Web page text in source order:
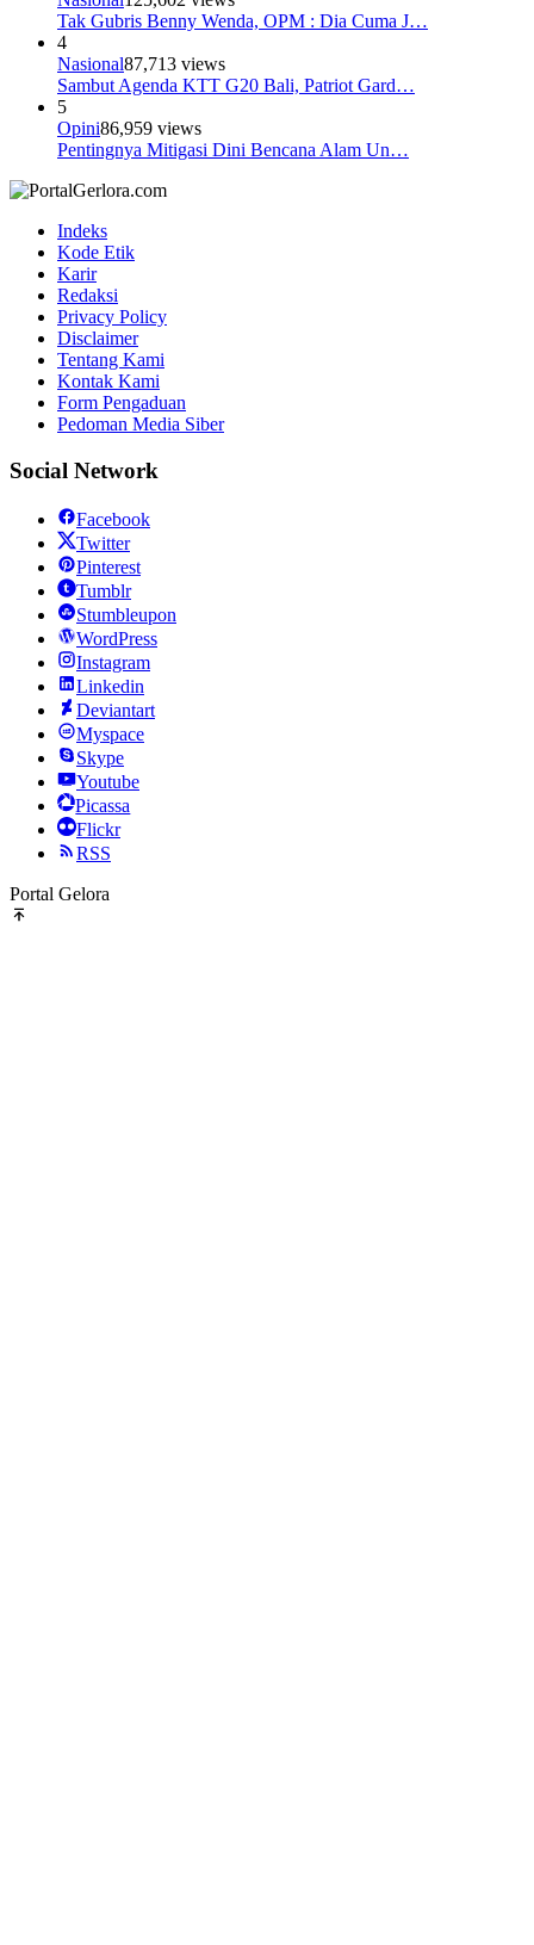
Tak Gubris Benny Wenda, OPM : Dia Cuma J…
4
Nasional87,713 views
Sambut Agenda KTT G20 Bali, Patriot Gard…
5
Opini86,959 views
Pentingnya Mitigasi Dini Bencana Alam Un…
Indeks
Kode Etik
Karir
Redaksi
Privacy Policy
Disclaimer
Tentang Kami
Kontak Kami
Form Pengaduan
Pedoman Media Siber
Social Network
Facebook
Twitter
Pinterest
Tumblr
Stumbleupon
WordPress
Instagram
Linkedin
Deviantart
Myspace
Skype
Youtube
Picassa
Flickr
RSS
Portal Gelora